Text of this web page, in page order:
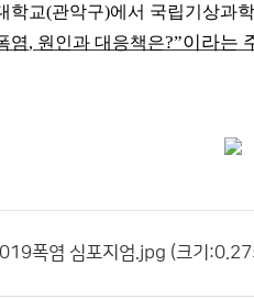
학교(관악구)에서 국립기상과
염, 원인과 대응책은?”이라는
폭염 심포지엄.jpg (크기